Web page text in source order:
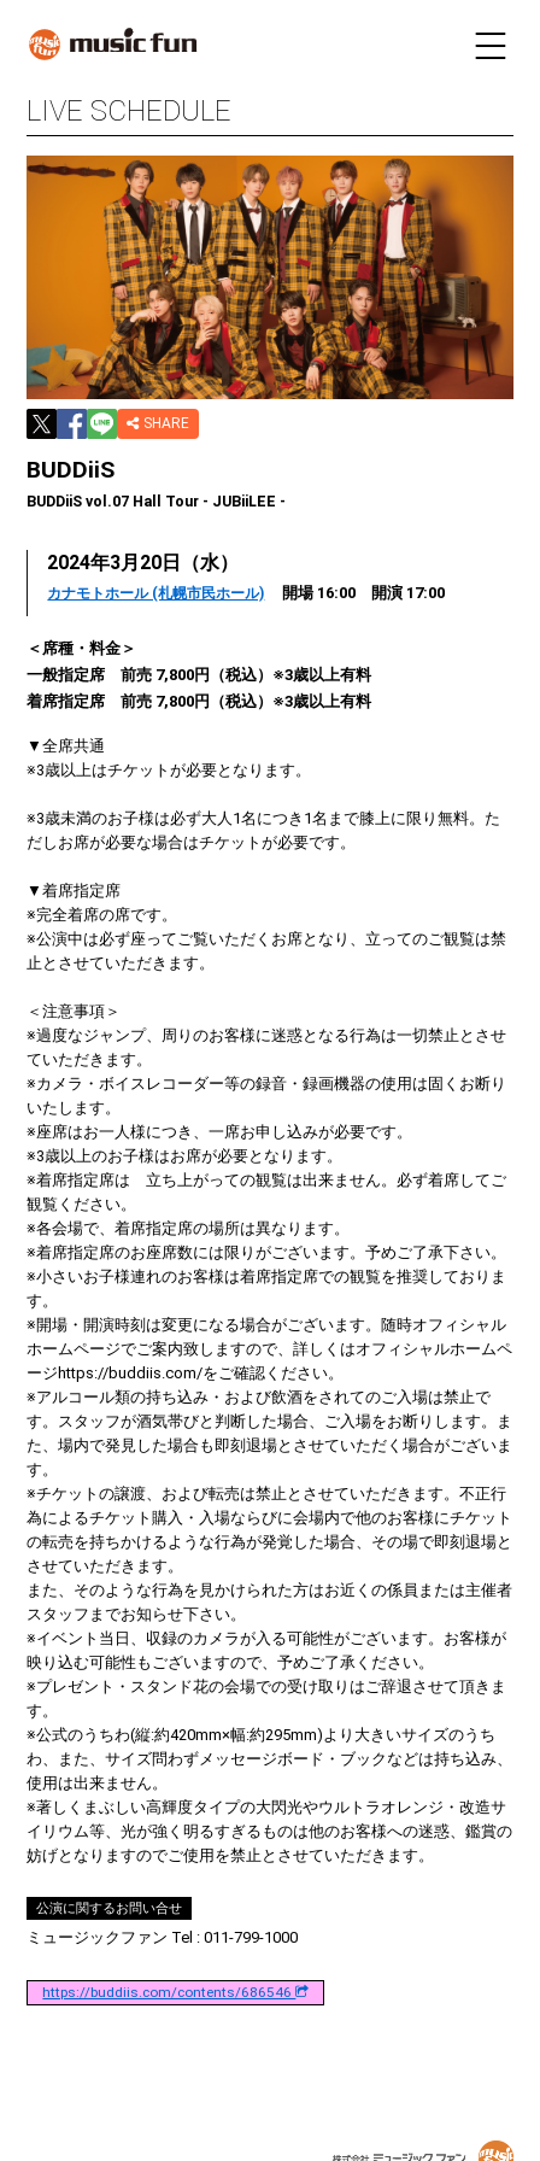
LIVE SCHEDULE
STAY INFORMATION
FUN RADIO TALENT
MAIL MAGAZINE
LIVE SCHEDULE
SHARE
BUDDiiS
BUDDiiS vol.07 Hall Tour - JUBiiLEE -
2024年3月20日（水）
カナモトホール (札幌市民ホール) 開場 16:00 開演 17:00
＜席種・料金＞
一般指定席 前売 7,800円（税込）※3歳以上有料
着席指定席 前売 7,800円（税込）※3歳以上有料
▼全席共通
※3歳以上はチケットが必要となります。
※3歳未満のお子様は必ず大人1名につき1名まで膝上に限り無料。た
だしお席が必要な場合はチケットが必要です。
▼着席指定席
※完全着席の席です。
※公演中は必ず座ってご覧いただくお席となり、立ってのご観覧は禁
止とさせていただきます。
＜注意事項＞
※過度なジャンプ、周りのお客様に迷惑となる行為は一切禁止とさせ
ていただきます。
※カメラ・ボイスレコーダー等の録音・録画機器の使用は固くお断り
いたします。
※座席はお一人様につき、一席お申し込みが必要です。
※3歳以上のお子様はお席が必要となります。
※着席指定席は 立ち上がっての観覧は出来ません。必ず着席してご
観覧ください。
※各会場で、着席指定席の場所は異なります。
※着席指定席のお座席数には限りがございます。予めご了承下さい。
※小さいお子様連れのお客様は着席指定席での観覧を推奨しておりま
す。
※開場・開演時刻は変更になる場合がございます。随時オフィシャル
ホームページでご案内致しますので、詳しくはオフィシャルホームペ
ージhttps://buddiis.com/をご確認ください。
※アルコール類の持ち込み・および飲酒をされてのご入場は禁止で
す。スタッフが酒気帯びと判断した場合、ご入場をお断りします。ま
た、場内で発見した場合も即刻退場とさせていただく場合がございま
す。
※チケットの譲渡、および転売は禁止とさせていただきます。不正行
為によるチケット購入・入場ならびに会場内で他のお客様にチケット
の転売を持ちかけるような行為が発覚した場合、その場で即刻退場と
させていただきます。
また、そのような行為を見かけられた方はお近くの係員または主催者
スタッフまでお知らせ下さい。
※イベント当日、収録のカメラが入る可能性がございます。お客様が
映り込む可能性もございますので、予めご了承ください。
※プレゼント・スタンド花の会場での受け取りはご辞退させて頂きま
す。
※公式のうちわ(縦:約420mm×幅:約295mm)より大きいサイズのうち
わ、また、サイズ問わずメッセージボード・ブックなどは持ち込み、
使用は出来ません。
※著しくまぶしい高輝度タイプの大閃光やウルトラオレンジ・改造サ
イリウム等、光が強く明るすぎるものは他のお客様への迷惑、鑑賞の
妨げとなりますのでご使用を禁止とさせていただきます。
公演に関するお問い合せ
ミュージックファン Tel : 011-799-1000
https://buddiis.com/contents/686546